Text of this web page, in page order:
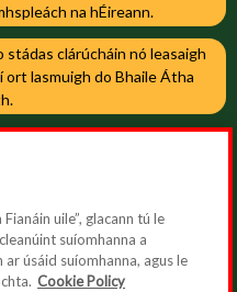
na hÉireann.
stádas clárúcháin nó leasaigh
ort lasmuigh do Bhaile Átha
uile”, glacann tú le
suíomhanna a
úsáid suíomhanna, agus le
Cookie Policy